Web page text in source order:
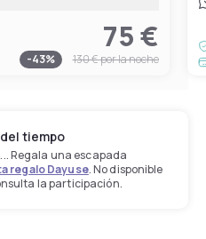
75 €
-43% 130 €por la noche
tiempo
Regala una escapada
regalo Dayuse. No disponible
la participación.